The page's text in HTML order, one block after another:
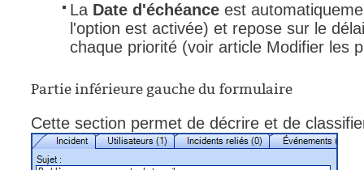
La Date d'échéance est
l'option est activée) et repose sur le
chaque priorité (voir article Modifier les
Partie inférieure gauche du formulaire
Cette section permet de décrire et de